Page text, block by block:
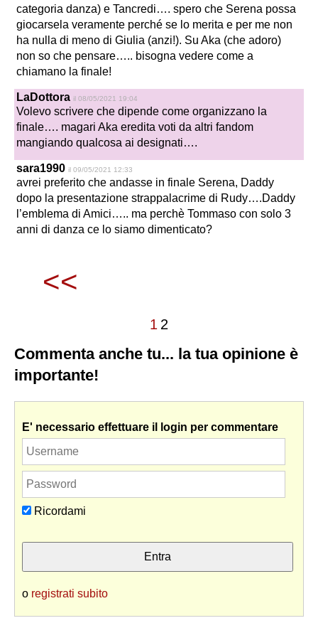
categoria danza) e Tancredi…. spero che Serena possa
giocarsela veramente perché se lo merita e per me non
ha nulla di meno di Giulia (anzi!). Su Aka (che adoro)
non so che pensare….. bisogna vedere come a
chiamano la finale!
LaDottora il 08/05/2021 19:04
Volevo scrivere che dipende come organizzano la
finale…. magari Aka eredita voti da altri fandom
mangiando qualcosa ai designati….
sara1990 il 09/05/2021 12:33
avrei preferito che andasse in finale Serena, Daddy
dopo la presentazione strappalacrime di Rudy….Daddy
l’emblema di Amici….. ma perchè Tommaso con solo 3
anni di danza ce lo siamo dimenticato?
<<
1 2
Commenta anche tu... la tua opinione è
importante!
E' necessario effettuare il login per commentare
Ricordami
o registrati subito